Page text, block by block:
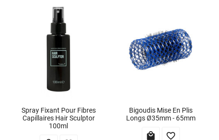
Spray Fixant Pour Fibres
Capillaires Hair Sculptor
100ml
Bigoudis Mise En Plis
Longs Ø35mm - 65mm
 